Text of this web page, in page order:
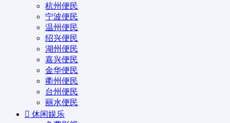
杭州便民
宁波便民
温州便民
绍兴便民
湖州便民
嘉兴便民
金华便民
衢州便民
台州便民
丽水便民
休闲娱乐